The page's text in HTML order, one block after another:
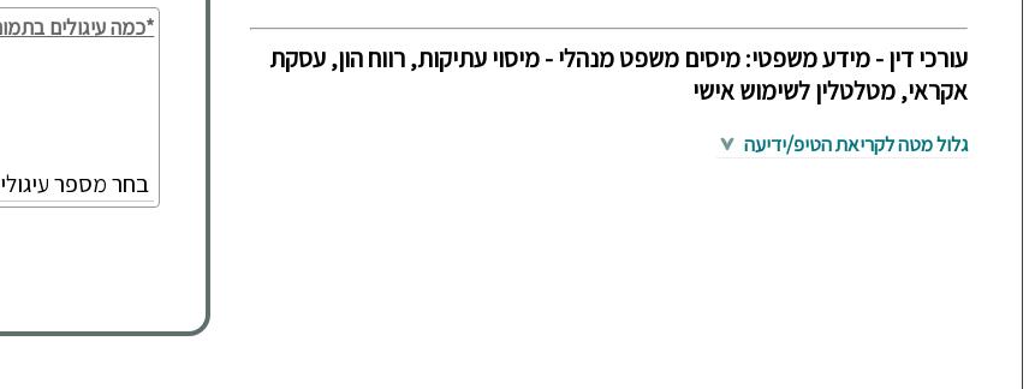
עורכי דין - מידע משפטי: מיסים משפט מנהלי - מיסוי עתיקות, רווח הון, עסקת
אקראי, מטלטלין לשימוש אישי
גלול מטה לקריאת הטיפ/ידיעה
*כמה עיגולים